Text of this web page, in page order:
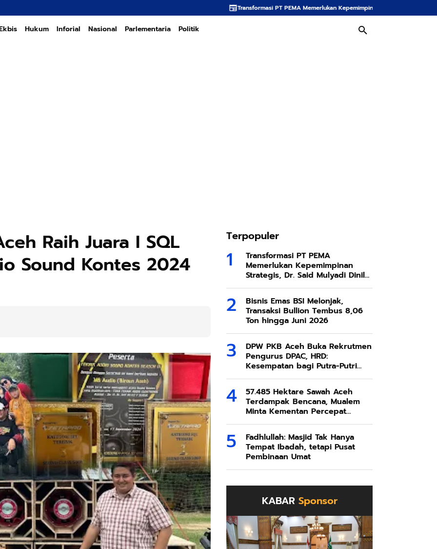
Transformasi PT PEMA Memerlukan Kepemimpinan Strategis, Dr. Said Mulyadi Dinilai
Hukum Inforial Nasional Parlementaria Politik
Raih Juara I SQL
Sound Kontes 2024
Terpopuler
Transformasi PT PEMA
Memerlukan Kepemimpinan
Strategis, Dr. Said Mulyadi Dinilai
Memenuhi Kriteria
Bisnis Emas BSI Melonjak,
Transaksi Bullion Tembus 8,06
Ton hingga Juni 2026
DPW PKB Aceh Buka Rekrutmen
Pengurus DPAC, HRD:
Kesempatan bagi Putra-Putri
Terbaik Aceh
57.485 Hektare Sawah Aceh
Terdampak Bencana, Mualem
Minta Kementan Percepat
Pemulihan
Fadhlullah: Masjid Tak Hanya
Tempat Ibadah, tetapi Pusat
Pembinaan Umat
KABAR Sponsor